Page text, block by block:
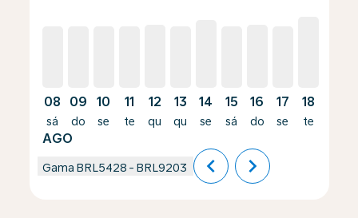
08
sá
AGO
09
do
10
se
11
te
12
qu
13
qu
14
se
15
sá
16
do
17
se
18
te
Gama BRL5428 - BRL9203 chevron_left chevron_right